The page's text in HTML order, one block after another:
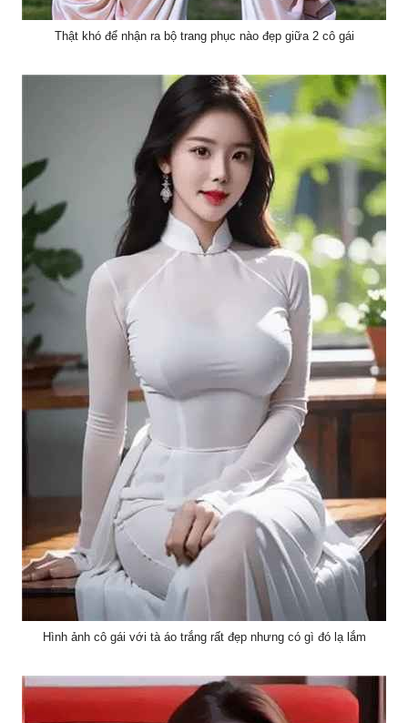
Thật khó để nhận ra bộ trang phục nào đẹp giữa 2 cô gái
Hình ảnh cô gái với tà áo trắng rất đẹp nhưng có gì đó lạ lắm